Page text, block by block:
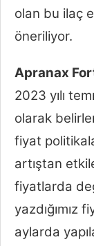
olan bu ilaç
öneriliyor.
Apranax
2023 yılı
olarak
fiyat
artıştan
fiyatlarda
yazdığımız
aylarda